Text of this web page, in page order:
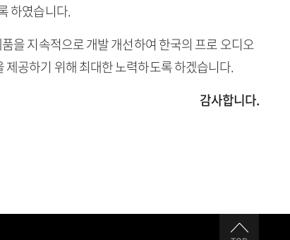
하였습니다.
을 지속적으로 개발 개선하여 한국의 프로 오디오
공하기 위해 최대한 노력하도록 하겠습니다.
감사합니다.